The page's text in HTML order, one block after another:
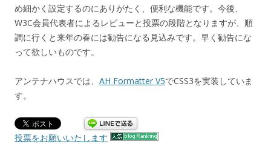
め細かく設定するのにありがたく、便利な機能です。今後、
W3C会員代表者によるレビューと投票の段階となりますが、順
調に行くと来年の春には勧告になる見込みです。早く勧告にな
って欲しいものです。
アンテナハウスでは、 AH Formatter V5でCSS3を実装していま
す。
投票をお願いいたします